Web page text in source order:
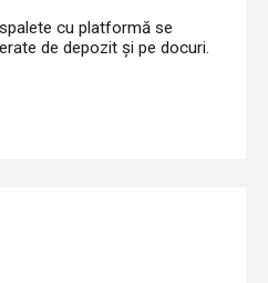
cu platformă se
de depozit și pe docuri.